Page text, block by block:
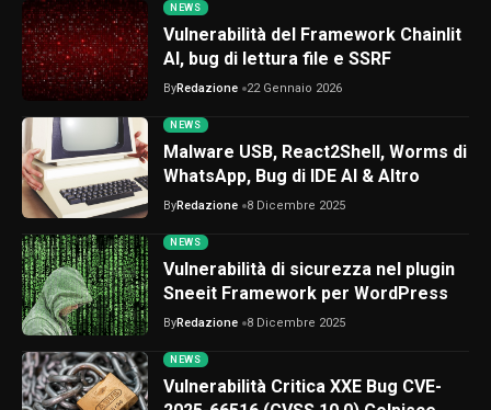
NEWS
Vulnerabilità del Framework Chainlit
AI, bug di lettura file e SSRF
ByRedazione 22 Gennaio 2026
NEWS
Malware USB, React2Shell, Worms di
WhatsApp, Bug di IDE AI & Altro
ByRedazione 8 Dicembre 2025
NEWS
Vulnerabilità di sicurezza nel plugin
Sneeit Framework per WordPress
ByRedazione 8 Dicembre 2025
NEWS
Vulnerabilità Critica XXE Bug CVE-